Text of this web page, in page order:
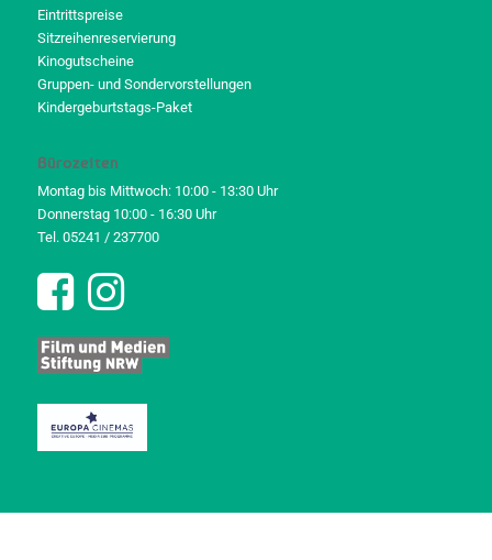
Eintrittspreise
Sitzreihenreservierung
Kinogutscheine
Gruppen- und Sondervorstellungen
Kindergeburtstags-Paket
Bürozeiten
Montag bis Mittwoch: 10:00 - 13:30 Uhr
Donnerstag 10:00 - 16:30 Uhr
Tel. 05241 / 237700